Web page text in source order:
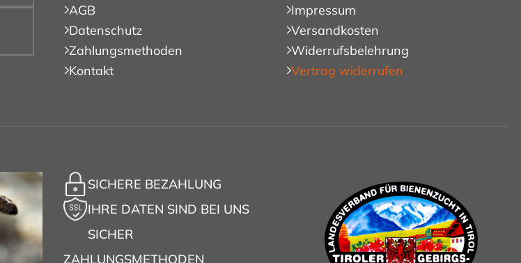
AGB
Impressum
Datenschutz
Versandkosten
Zahlungsmethoden
Widerrufsbelehrung
Kontakt
Vertrag widerrufen
SICHERE BEZAHLUNG
IHRE DATEN SIND BEI UNS
SICHER
ZAHLUNGSMETHODEN